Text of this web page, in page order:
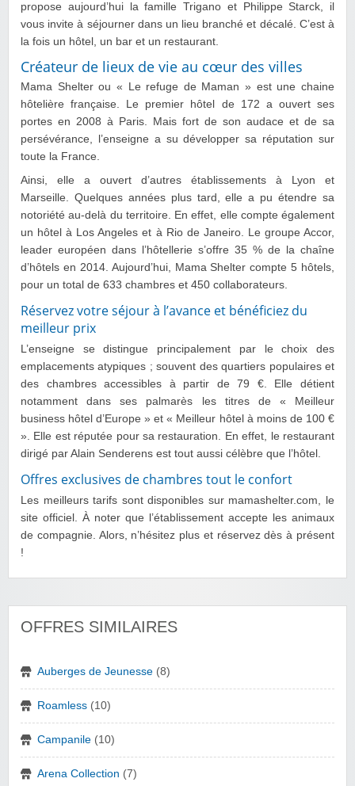
propose aujourd’hui la famille Trigano et Philippe Starck, il
vous invite à séjourner dans un lieu branché et décalé. C’est à
la fois un hôtel, un bar et un restaurant.
Créateur de lieux de vie au cœur des villes
Mama Shelter ou « Le refuge de Maman » est une chaine
hôtelière française. Le premier hôtel de 172 a ouvert ses
portes en 2008 à Paris. Mais fort de son audace et de sa
persévérance, l’enseigne a su développer sa réputation sur
toute la France.
Ainsi, elle a ouvert d’autres établissements à Lyon et
Marseille. Quelques années plus tard, elle a pu étendre sa
notoriété au-delà du territoire. En effet, elle compte également
un hôtel à Los Angeles et à Rio de Janeiro. Le groupe Accor,
leader européen dans l’hôtellerie s’offre 35 % de la chaîne
d’hôtels en 2014. Aujourd’hui, Mama Shelter compte 5 hôtels,
pour un total de 633 chambres et 450 collaborateurs.
Réservez votre séjour à l’avance et bénéficiez du
meilleur prix
L’enseigne se distingue principalement par le choix des
emplacements atypiques ; souvent des quartiers populaires et
des chambres accessibles à partir de 79 €. Elle détient
notamment dans ses palmarès les titres de « Meilleur
business hôtel d’Europe » et « Meilleur hôtel à moins de 100 €
». Elle est réputée pour sa restauration. En effet, le restaurant
dirigé par Alain Senderens est tout aussi célèbre que l’hôtel.
Offres exclusives de chambres tout le confort
Les meilleurs tarifs sont disponibles sur mamashelter.com, le
site officiel. À noter que l’établissement accepte les animaux
de compagnie. Alors, n’hésitez plus et réservez dès à présent
!
OFFRES SIMILAIRES
Auberges de Jeunesse (8)
Roamless (10)
Campanile (10)
Arena Collection (7)